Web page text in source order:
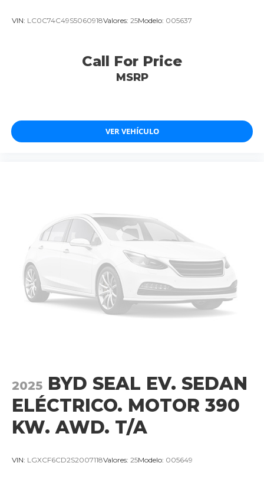
VIN: LC0C74C49S5060918Valores: 25Modelo: 005637
Call For Price
MSRP
VER VEHÍCULO
2025 BYD SEAL EV. SEDAN
ELÉCTRICO. MOTOR 390
KW. AWD. T/A
VIN: LGXCF6CD2S2007118Valores: 25Modelo: 005649